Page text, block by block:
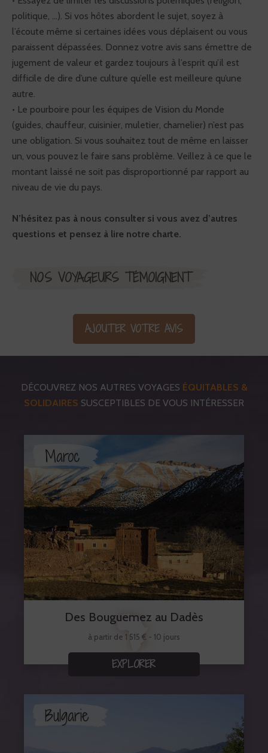
politique, ...). Si vos hôtes abordent le sujet, soyez à
l’écoute même si certaines idées vous déplaisent ou vous
paraissent dépassées. Donnez votre avis sans émettre de
jugement de valeur et gardez toujours à l’esprit qu’il est
difficile de dire d’une culture qu’elle est meilleure qu’une
autre.
• Le pourboire pour les équipes de Vision du Monde
(guides, chauffeur, cuisinier, muletier, chamelier) n’est pas
une obligation. Si vous souhaitez tout de même en laisser
un, vous pouvez le faire sans problème. Veillez à ce que le
montant laissé ne soit pas disproportionné par rapport au
niveau de vie du pays.
N’hésitez pas à nous consulter si vous avez d’autres
questions et pensez à lire notre charte.
NOS VOYAGEURS TÉMOIGNENT
AJOUTER VOTRE AVIS
DÉCOUVREZ NOS AUTRES VOYAGES ÉQUITABLES &
SOLIDAIRES SUSCEPTIBLES DE VOUS INTÉRESSER
Maroc
Des Bouguemez au Dadès
à partir de 1 515 € - 10 jours
EXPLORER
Bulgarie